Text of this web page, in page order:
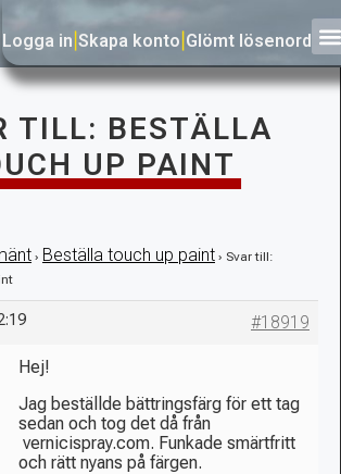
Logga in Skapa konto Glömt lösenord
TILL: BESTÄLLA
UP PAINT
› Beställa touch up paint › Svar till:
#18919
Hej!
Jag beställde bättringsfärg för ett tag
sedan och tog det då från
vernicispray.com. Funkade smärtfritt
och rätt nyans på färgen.